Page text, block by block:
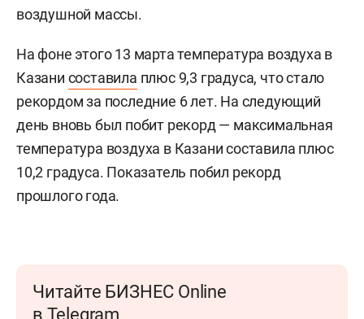
воздушной массы.
На фоне этого 13 марта температура воздуха в
Казани составила плюс 9,3 градуса, что стало
рекордом за последние 6 лет. На следующий
день вновь был побит рекорд — максимальная
температура воздуха в Казани составила плюс
10,2 градуса. Показатель побил рекорд
прошлого года.
Читайте БИЗНЕС Online
в Telegram